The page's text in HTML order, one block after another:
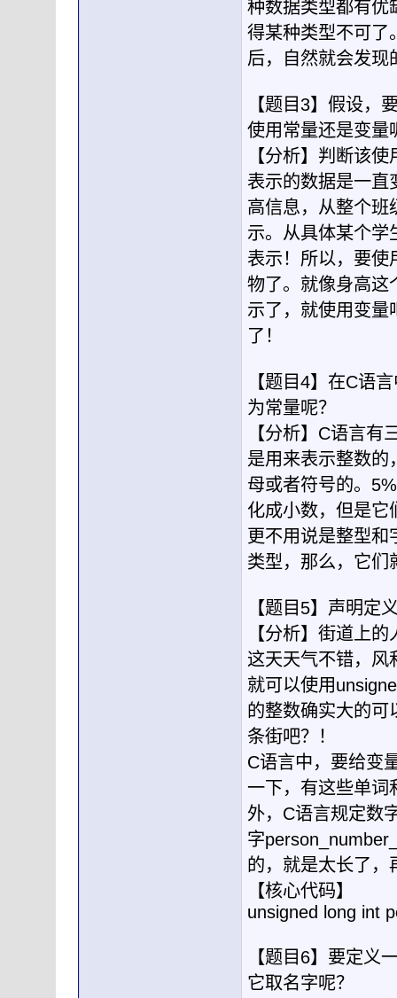
种数据类型都有优
得某种类型不可了
后，自然就会发现
【题目3】假设，
使用常量还是变量
【分析】判断该
表示的数据是一直
高信息，从整个班
示。从具体某个学
表示！所以，要使
物了。就像身高这
示了，就使用变量
了！
【题目4】在C语
为常量呢？
【分析】C语言
是用来表示整数的
母或者符号的。
化成小数，但是它
更不用说是整型
类型，那么，它们
【题目5】声明定
【分析】街道上
这天天气不错，风
就可以使用
的整数确实大的可
条街吧？！
C语言中，要给变
一下，有这些单词
外，C语言规定数
字
的，就是太长了，
【核心代码】
unsigned long int
【题目6】要定义
它取名字呢？